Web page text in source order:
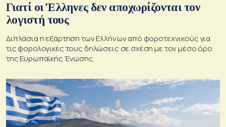
Γιατί οι Έλληνες δεν αποχωρίζονται τον
λογιστή τους
Διπλάσια η εξάρτηση των Ελλήνων από φοροτεχνικούς για
τις φορολογικές τους δηλώσεις σε σχέση με τον μέσο όρο
της Ευρωπαϊκής Ένωσης